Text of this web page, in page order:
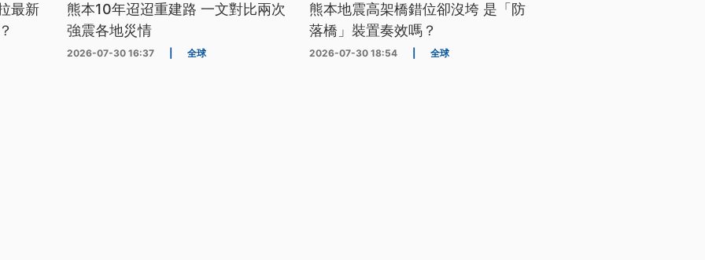
最新
熊本10年迢迢重建路 一文對比兩次
強震各地災情
2026-07-30 16:37 全球
熊本地震高架橋錯位卻沒垮 是「防
落橋」裝置奏效嗎？
2026-07-30 18:54 全球